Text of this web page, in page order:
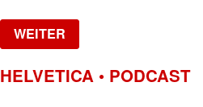
WEITER
HELVETICA • PODCAST